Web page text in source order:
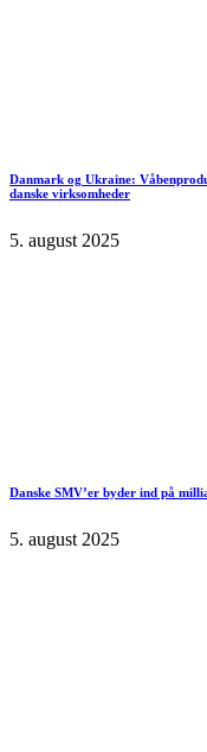
Danmark og Ukraine:
danske virksomheder
5. august 2025
Danske SMV’er byder ind på
5. august 2025